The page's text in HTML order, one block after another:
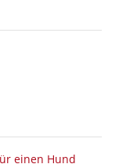
einen Hund